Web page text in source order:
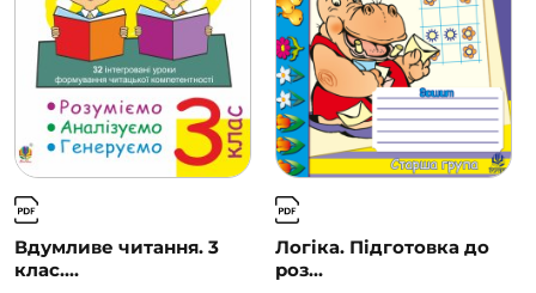
Вдумливе читання. 3
клас....
Логіка. Підготовка до
роз...